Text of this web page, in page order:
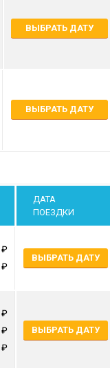
ВЫБРАТЬ ДАТУ
ВЫБРАТЬ ДАТУ
ДАТА
ПОЕЗДКИ
ВЫБРАТЬ ДАТУ
ВЫБРАТЬ ДАТУ